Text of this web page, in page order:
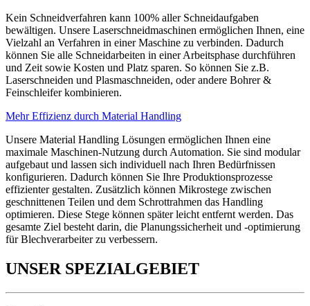
Kein Schneidverfahren kann 100% aller Schneidaufgaben
bewältigen. Unsere Laserschneidmaschinen ermöglichen Ihnen, eine
Vielzahl an Verfahren in einer Maschine zu verbinden. Dadurch
können Sie alle Schneidarbeiten in einer Arbeitsphase durchführen
und Zeit sowie Kosten und Platz sparen. So können Sie z.B.
Laserschneiden und Plasmaschneiden, oder andere Bohrer &
Feinschleifer kombinieren.
Mehr Effizienz durch Material Handling
Unsere Material Handling Lösungen ermöglichen Ihnen eine
maximale Maschinen-Nutzung durch Automation. Sie sind modular
aufgebaut und lassen sich individuell nach Ihren Bedürfnissen
konfigurieren. Dadurch können Sie Ihre Produktionsprozesse
effizienter gestalten. Zusätzlich können Mikrostege zwischen
geschnittenen Teilen und dem Schrottrahmen das Handling
optimieren. Diese Stege können später leicht entfernt werden. Das
gesamte Ziel besteht darin, die Planungssicherheit und -optimierung
für Blechverarbeiter zu verbessern.
UNSER SPEZIALGEBIET